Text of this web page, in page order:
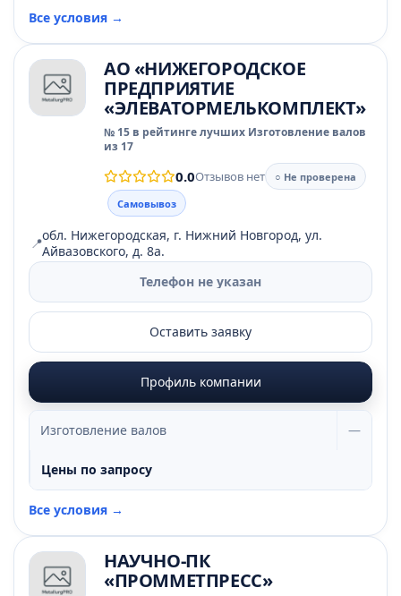
Все условия →
АО «НИЖЕГОРОДСКОЕ
ПРЕДПРИЯТИЕ
«ЭЛЕВАТОРМЕЛЬКОМПЛЕКТ»
№ 15 в рейтинге лучших Изготовление валов
из 17
0.0Отзывов нет
○ Не проверена
Самовывоз
📍обл. Нижегородская, г. Нижний Новгород, ул.
Айвазовского, д. 8а.
Телефон не указан
Оставить заявку
Профиль компании
Изготовление валов —
Цены по запросу
Все условия →
НАУЧНО-ПК
«ПРОММЕТПРЕСС»